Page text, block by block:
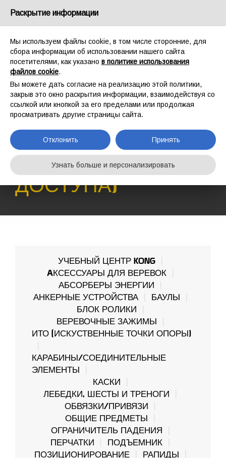
Россия
РАБОТА С ВЕРЕВКОЙ (СИСТЕМЫХ КАНАТНОГО ДОСТУПА)
РАБОТА С
ВЕРЕВКОЙ
(СИСТЕМЫХ
КАНАТНОГО
ДОСТУПА)
УЧЕБНЫЙ ЦЕНТР KONG
AКСЕССУАРЫ ДЛЯ ВЕРЕВОК
АБСОРБЕРЫ ЭНЕРГИИ
АНКЕРНЫЕ УСТРОЙСТВА
БАУЛЫ
БЛОК РОЛИКИ
ВЕРЕВОЧНЫЕ ЗАЖИМЫ
ИТО (ИСКУСТВЕННЫЕ ТОЧКИ ОПОРЫ)
КАРАБИНЫ/СОЕДИНИТЕЛЬНЫЕ
ЭЛЕМЕНТЫ
КАСКИ
ЛЕБЕДКИ, ШЕСТЫ И ТРЕНОГИ
ОБВЯЗКИ/ПРИВЯЗИ
ОБЩИЕ ПРЕДМЕТЫ
ОГРАНИЧИТЕЛЬ ПАДЕНИЯ
ПЕРЧАТКИ
ПОДЪЕМНИК
ПОЗИЦИОНИРОВАНИЕ
РАПИДЫ
Раскрытие информации
Мы используем файлы cookie, в том числе сторонние, для
сбора информации об использовании нашего сайта
посетителями, как указано в политике использования
файлов cookie.
Вы можете дать согласие на реализацию этой политики,
закрыв это окно раскрытия информации, взаимодействуя со
ссылкой или кнопкой за его пределами или продолжая
просматривать другие страницы сайта.
Отклонить Принять
Узнать больше и персонализировать